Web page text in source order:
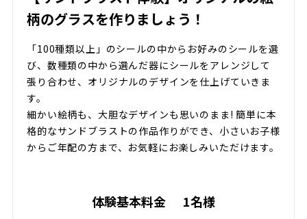
柄のグラスを作りましょう！
「100種類以上」のシールの中からお好みのシールを選
び、数種類の中から選んだ器にシールをアレンジして
張り合わせ、オリジナルのデザインを仕上げていきま
す。
細かい絵柄も、大胆なデザインも思いのまま! 簡単に本
格的なサンドブラストの作品作りができ、小さいお子様
からご年配の方まで、お気軽にお楽しみいただけます。
体験基本料金 1名様